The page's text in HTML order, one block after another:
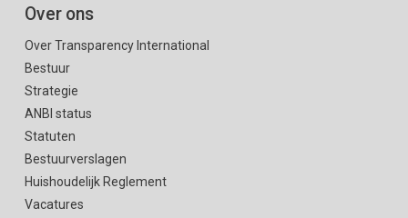
Over ons
Over Transparency International
Bestuur
Strategie
ANBI status
Statuten
Bestuurverslagen
Huishoudelijk Reglement
Vacatures